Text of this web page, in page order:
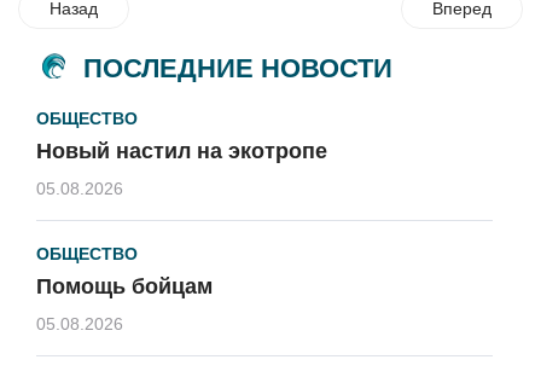
Назад Вперед
ПОСЛЕДНИЕ НОВОСТИ
ОБЩЕСТВО
Новый настил на экотропе
05.08.2026
ОБЩЕСТВО
Помощь бойцам
05.08.2026